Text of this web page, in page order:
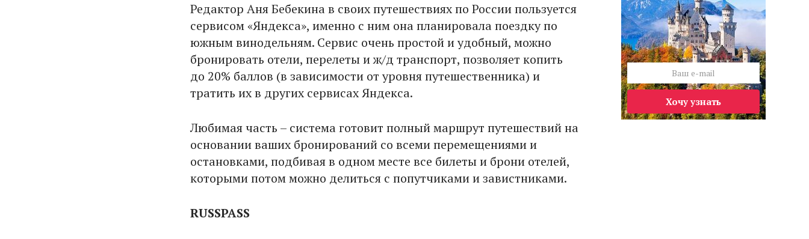
Редактор Аня Бебекина в своих путешествиях по России пользуется
сервисом «Яндекса», именно с ним она планировала поездку по
южным винодельням. Сервис очень простой и удобный, можно
бронировать отели, перелеты и ж/д транспорт, позволяет копить
до 20% баллов (в зависимости от уровня путешественника) и
тратить их в других сервисах Яндекса.
Любимая часть – система готовит полный маршрут путешествий на
основании ваших бронирований со всеми перемещениями и
остановками, подбивая в одном месте все билеты и брони отелей,
которыми потом можно делиться с попутчиками и завистниками.
RUSSPASS
Хочу узнать